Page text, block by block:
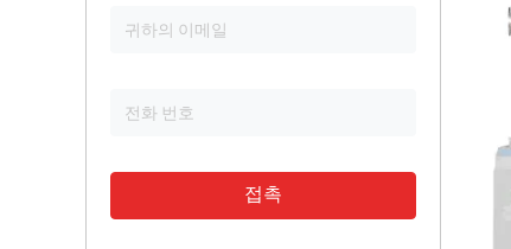
접촉